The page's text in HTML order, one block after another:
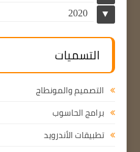
▼
2020
التسميات
التصميم والمونطاج
برامج الحاسوب
تطبيقات الأندرويد